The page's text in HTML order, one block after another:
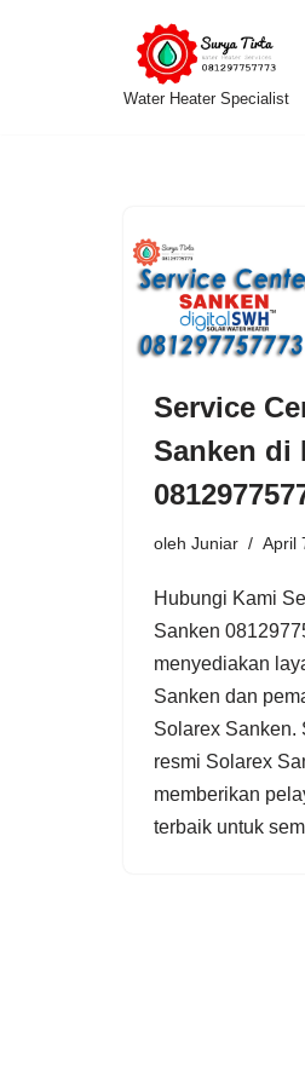
Water Heater Specialist
Service
Sanken di
oleh Juniar April
Hubungi Kami
Sanken
menyediakan
Sanken dan
Solarex Sanken.
resmi Solarex
memberikan
terbaik untuk